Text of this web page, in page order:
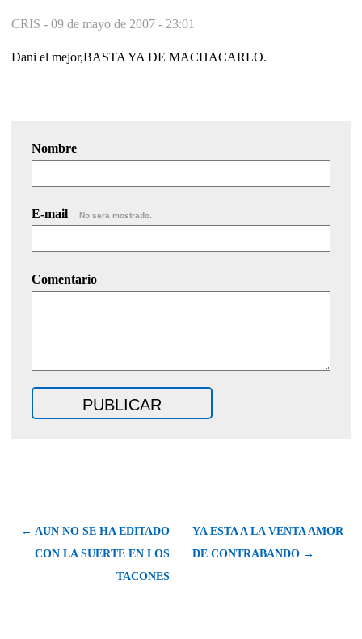
CRIS - 09 de mayo de 2007 - 23:01
Dani el mejor,BASTA YA DE MACHACARLO.
Nombre
E-mail No será mostrado.
Comentario
← AUN NO SE HA EDITADO
CON LA SUERTE EN LOS
TACONES
YA ESTA A LA VENTA AMOR
DE CONTRABANDO →